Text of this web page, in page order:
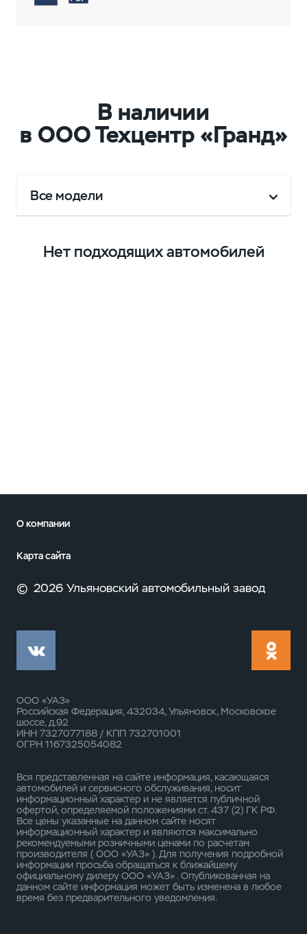
В наличии
в ООО Техцентр «Гранд»
Все модели
Нет подходящих автомобилей
О компании
Карта сайта
© 2026 Ульяновский автомобильный завод
ООО «УАЗ»
Российская Федерация, 432034, Ульяновск, Московское
шоссе, д.92
ИНН 7327077188 / КПП 732701001
ОГРН 1167325054082
Вся представленная на сайте информация, касающаяся
автомобилей и сервисного обслуживания, носит
информационный характер и не является публичной
офертой, определяемой положениями ст. 437 (2) ГК РФ.
Все цены указанные на данном сайте носят
информационный характер и являются максимально
рекомендуемыми розничными ценами по расчетам
производителя ( ООО «УАЗ» ). Для получения подробной
информации просьба обращаться к ближайшему
официальному дилеру ООО «УАЗ» . Опубликованная на
данном сайте информация может быть изменена в любое
время без предварительного уведомления.